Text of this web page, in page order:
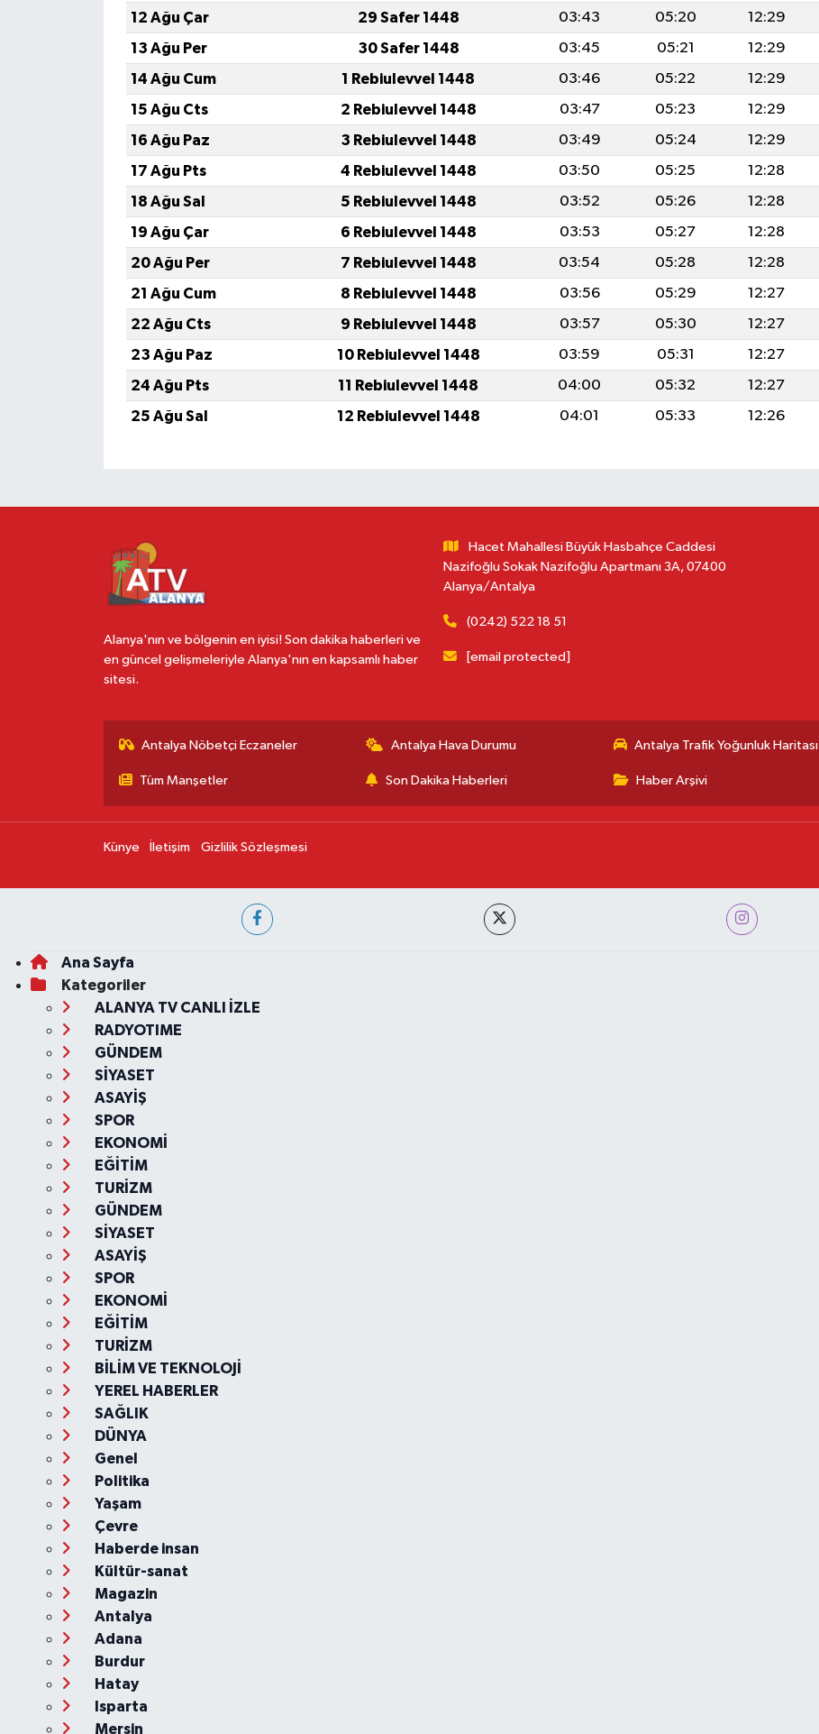
12 Ağu Çar
29 Safer 1448 03:43 05:20 12:29
13 Ağu Per
30 Safer 1448 03:45 05:21 12:29
14 Ağu Cum
1 Rebiulevvel 1448 03:46 05:22 12:29
15 Ağu Cts
2 Rebiulevvel 1448 03:47 05:23 12:29
16 Ağu Paz
3 Rebiulevvel 1448 03:49 05:24 12:29
17 Ağu Pts
4 Rebiulevvel 1448 03:50 05:25 12:28
18 Ağu Sal
5 Rebiulevvel 1448 03:52 05:26 12:28
19 Ağu Çar
6 Rebiulevvel 1448 03:53 05:27 12:28
20 Ağu Per
7 Rebiulevvel 1448 03:54 05:28 12:28
21 Ağu Cum
8 Rebiulevvel 1448 03:56 05:29 12:27
22 Ağu Cts
9 Rebiulevvel 1448 03:57 05:30 12:27
23 Ağu Paz
10 Rebiulevvel 1448 03:59 05:31 12:27
24 Ağu Pts
11 Rebiulevvel 1448 04:00 05:32 12:27
25 Ağu Sal
12 Rebiulevvel 1448 04:01 05:33 12:26
Alanya'nın ve bölgenin en iyisi! Son dakika haberleri ve
en güncel gelişmeleriyle Alanya'nın en kapsamlı haber
sitesi.
Hacet Mahallesi Büyük Hasbahçe Caddesi
Nazifoğlu Sokak Nazifoğlu Apartmanı 3A, 07400
Alanya/Antalya
(0242) 522 18 51
[email protected]
Antalya Nöbetçi Eczaneler Antalya Hava Durumu Antalya Trafik Yoğunluk Haritası
Tüm Manşetler Son Dakika Haberleri Haber Arşivi
Künye İletişim Gizlilik Sözleşmesi
Ana Sayfa
Kategoriler
ALANYA TV CANLI İZLE
RADYOTIME
GÜNDEM
SİYASET
ASAYİŞ
SPOR
EKONOMİ
EĞİTİM
TURİZM
GÜNDEM
SİYASET
ASAYİŞ
SPOR
EKONOMİ
EĞİTİM
TURİZM
BİLİM VE TEKNOLOJİ
YEREL HABERLER
SAĞLIK
DÜNYA
Genel
Politika
Yaşam
Çevre
Haberde insan
Kültür-sanat
Magazin
Antalya
Adana
Burdur
Hatay
Isparta
Mersin